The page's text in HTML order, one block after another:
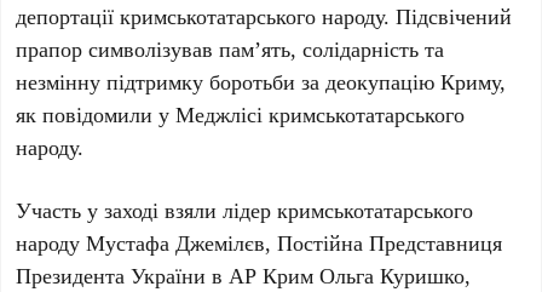
депортації кримськотатарського народу. Підсвічений
прапор символізував пам’ять, солідарність та
незмінну підтримку боротьби за деокупацію Криму,
як повідомили уМеджлісі кримськотатарського
народу.
Участь у заході взяли лідер кримськотатарського
народуМустафа Джемілєв, Постійна Представниця
Президента України в АР КримОльга Куришко,